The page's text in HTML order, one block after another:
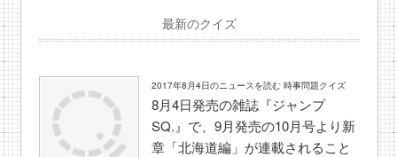
最新のクイズ
2017年8月4日のニュースを読む 時事問題クイズ
8月4日発売の雑誌『ジャンプ
SQ.』で、9月発売の10月号より新
章「北海道編」が連載されること